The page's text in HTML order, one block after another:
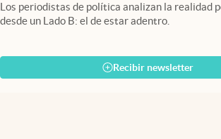
Los periodistas de política analizan la realidad
desde un Lado B: el de estar adentro.
Recibir newsletter